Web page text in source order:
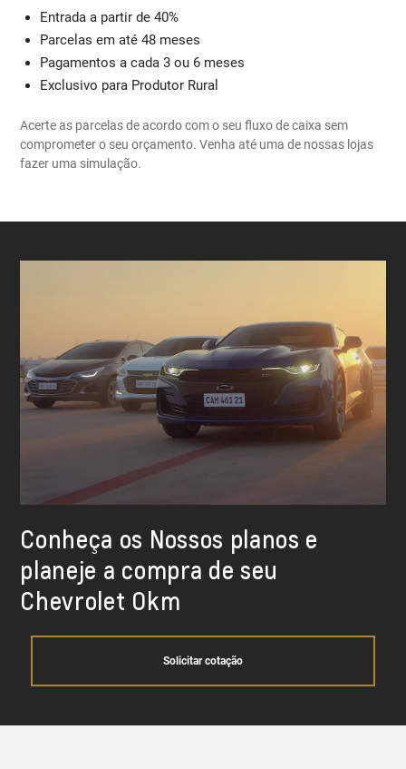
Entrada a partir de 40%
Parcelas em até 48 meses
Pagamentos a cada 3 ou 6 meses
Exclusivo para Produtor Rural
Acerte as parcelas de acordo com o seu fluxo de caixa sem
comprometer o seu orçamento. Venha até uma de nossas lojas
fazer uma simulação.
Conheça os Nossos planos e
planeje a compra de seu
Chevrolet Okm
Solicitar cotação